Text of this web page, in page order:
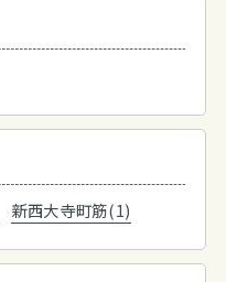
新西大寺町筋(1)